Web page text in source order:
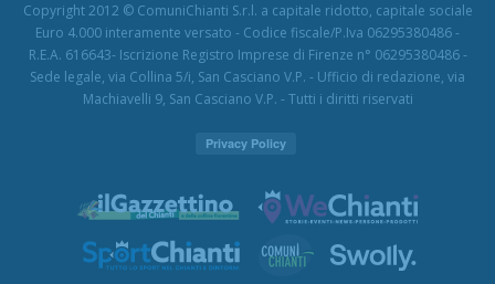
Copyright 2012 © ComuniChianti S.r.l. a capitale ridotto, capitale sociale
Euro 4.000 interamente versato - Codice fiscale/P.Iva 06295380486 -
R.E.A. 616643- Iscrizione Registro Imprese di Firenze n° 06295380486 -
Sede legale, via Collina 5/i, San Casciano V.P. - Ufficio di redazione, via
Machiavelli 9, San Casciano V.P. - Tutti i diritti riservati